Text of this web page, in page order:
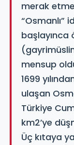
merak
“Osmanlı”
başlayınca
mensup
1699
ulaşan
Türkiye
km2’ye
Üç kıtaya